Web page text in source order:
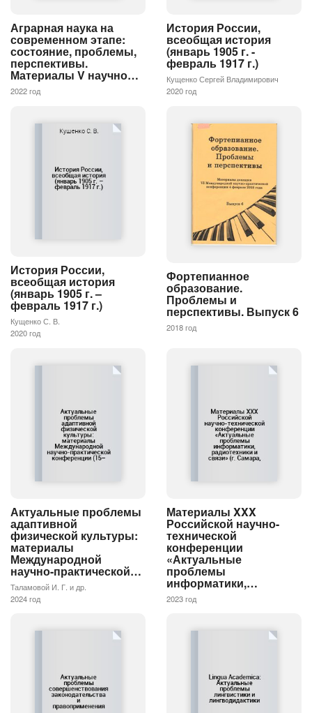
Аграрная наука на
современном этапе:
состояние, проблемы,
перспективы.
Материалы V научно…
2022 год
История России,
всеобщая история
(январь 1905 г. -
февраль 1917 г.)
Кущенко Сергей Владимирович
2020 год
История России,
всеобщая история
(январь 1905 г. –
февраль 1917 г.)
Кущенко С. В.
2020 год
Фортепианное
образование.
Проблемы и
перспективы. Выпуск 6
2018 год
Актуальные проблемы
адаптивной
физической культуры:
материалы
Международной
научно-практической…
Таламовой И. Г. и др.
2024 год
Материалы XXX
Российской научно-
технической
конференции
«Актуальные
проблемы
информатики,…
2023 год